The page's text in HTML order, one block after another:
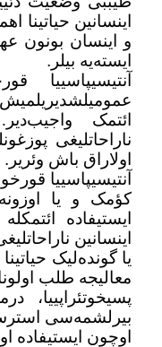
اینسانین حیاتینا
و اینسان بونون
ایسته‌یه بیلر .
آنتیسیپاسییا
عمومیلشدیریلمیش
ائتمک
ناراحاتلیغی
اولاراق باش وئریر .
آنتیسیپاسییا
کؤمک و یا اوزونه
ایستیفاده
اینسانین
یا گونده‌لیک
معالیجه طلب اولونا
پسیخوتئراپییا،
بیرلشمه‌سی استرس
اوچون ایستیفاده